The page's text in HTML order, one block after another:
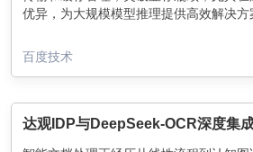
优异，为大规模模型推理提供高效解决方
百度技术